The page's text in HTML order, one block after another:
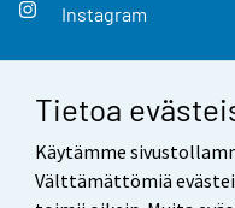
Tietoa
Käytämme
Välttämättömiä
Instagram
Yhteystiedot
Palaute